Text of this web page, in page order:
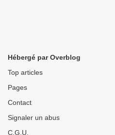
Hébergé par Overblog
Top articles
Pages
Contact
Signaler un abus
C.G.U.